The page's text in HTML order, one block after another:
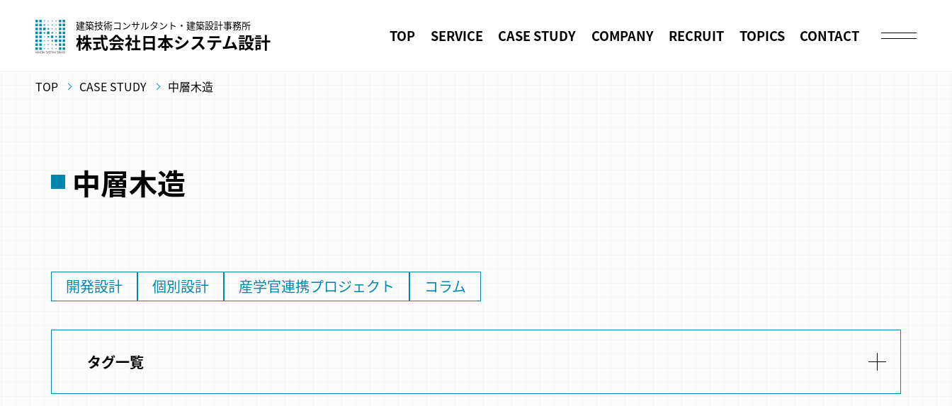
建築技術コンサルタント・建築設計事務所
株式会社日本システム設計 TOP SERVICE CASE STUDY COMPANY RECRUIT TOPICS CONTACT
TOP CASE STUDY 中層木造
中層木造
開発設計 個別設計 産学官連携プロジェクト コラム
タグ一覧